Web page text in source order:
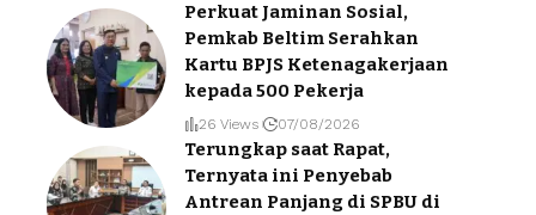
Perkuat Jaminan Sosial,
Pemkab Beltim Serahkan
Kartu BPJS Ketenagakerjaan
kepada 500 Pekerja
26 Views 07/08/2026
Terungkap saat Rapat,
Ternyata ini Penyebab
Antrean Panjang di SPBU di